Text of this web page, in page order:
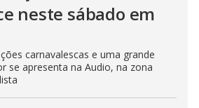
neste sábado em
carnavalescas e uma grande
se apresenta na Audio, na zona